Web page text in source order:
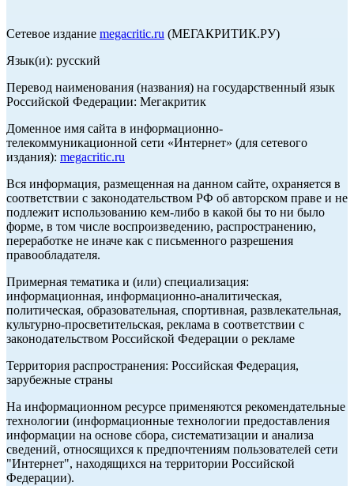
Сетевое издание megacritic.ru (МЕГАКРИТИК.РУ)
Язык(и): русский
Перевод наименования (названия) на государственный язык
Российской Федерации: Мегакритик
Доменное имя сайта в информационно-
телекоммуникационной сети «Интернет» (для сетевого
издания): megacritic.ru
Вся информация, размещенная на данном сайте, охраняется в
соответствии с законодательством РФ об авторском праве и не
подлежит использованию кем-либо в какой бы то ни было
форме, в том числе воспроизведению, распространению,
переработке не иначе как с письменного разрешения
правообладателя.
Примерная тематика и (или) специализация:
информационная, информационно-аналитическая,
политическая, образовательная, спортивная, развлекательная,
культурно-просветительская, реклама в соответствии с
законодательством Российской Федерации о рекламе
Территория распространения: Российская Федерация,
зарубежные страны
На информационном ресурсе применяются рекомендательные
технологии (информационные технологии предоставления
информации на основе сбора, систематизации и анализа
сведений, относящихся к предпочтениям пользователей сети
"Интернет", находящихся на территории Российской
Федерации).